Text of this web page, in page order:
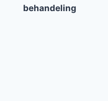
behandeling